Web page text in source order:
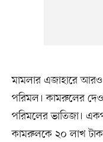
মামলার এজাহারে আরও
পরিমল। কামরুলের
পরিমলের ভাতিজা।
কামরুলকে ২০ লাখ